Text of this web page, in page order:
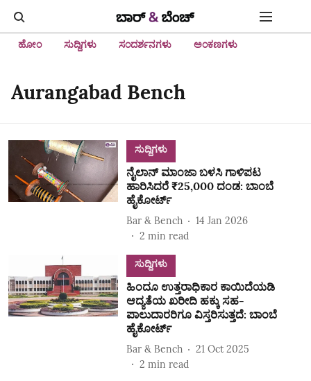
ಹೋಂ ಸುದ್ದಿಗಳು ಸಂದರ್ಶನಗಳು ಅಂಕಣಗಳು
Aurangabad Bench
ಸುದ್ದಿಗಳು
ನೈಲಾನ್ ಮಾಂಜಾ ಬಳಸಿ ಗಾಳಿಪಟ
ಹಾರಿಸಿದರೆ ₹25,000 ದಂಡ: ಬಾಂಬೆ
ಹೈಕೋರ್ಟ್
Bar & Bench
14 Jan 2026
2 min read
ಸುದ್ದಿಗಳು
ಹಿಂದೂ ಉತ್ತರಾಧಿಕಾರ ಕಾಯಿದೆಯಡಿ
ಆದ್ಯತೆಯ ಖರೀದಿ ಹಕ್ಕು ಸಹ-
ಪಾಲುದಾರರಿಗೂ ವಿಸ್ತರಿಸುತ್ತದೆ: ಬಾಂಬೆ
ಹೈಕೋರ್ಟ್
Bar & Bench
21 Oct 2025
2 min read